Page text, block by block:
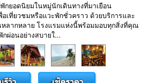
กยอดนิยมในหมู่นักเดินทางที่มาเยือน
เที่ยวชมหรือแวะพักชั่วคราว ด้วยบริการและ
ลากหลาย โรงแรมแห่งนี้พร้อมมอบทุกสิ่งที่คุณ
ผ่อนอย่างสบายใ...